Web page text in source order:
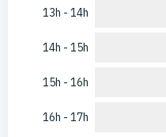
13h - 14h
14h - 15h
15h - 16h
16h - 17h